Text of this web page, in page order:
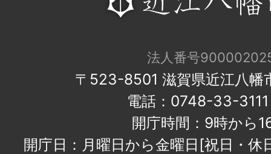
法人番号
〒523-8501 滋賀県近江八幡
電話：0748-33-
開庁時間：9時から
開庁日：月曜日から金曜日[祝日・